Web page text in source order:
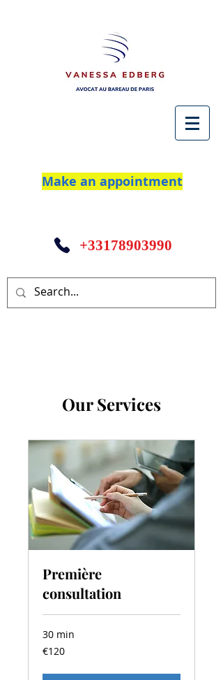
Make an appointment
+33178903990
Our Services
Première
consultation
30 min
120
euros
€120